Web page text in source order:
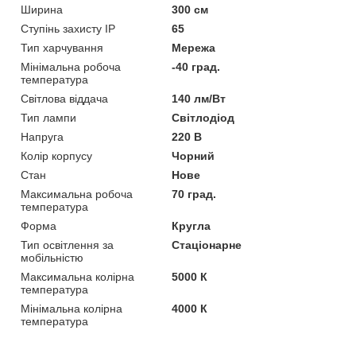
Ширина
300 см
Ступінь захисту IP
65
Тип харчування
Мережа
Мінімальна робоча
температура
-40 град.
Світлова віддача
140 лм/Вт
Тип лампи
Світлодіод
Напруга
220 В
Колір корпусу
Чорний
Стан
Нове
Максимальна робоча
температура
70 град.
Форма
Кругла
Тип освітлення за
мобільністю
Стаціонарне
Максимальна колірна
температура
5000 К
Мінімальна колірна
температура
4000 К